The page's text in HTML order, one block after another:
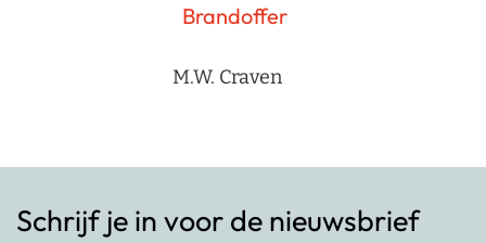
Brandoffer
M.W. Craven
Schrijf je in voor de nieuwsbrief